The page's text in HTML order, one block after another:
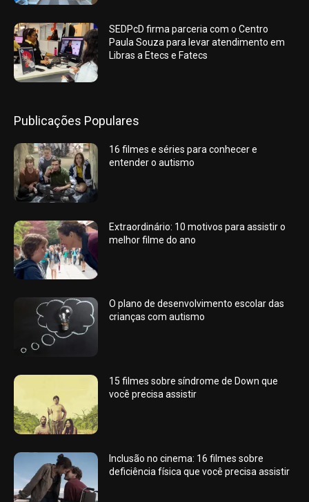
SEDPcD firma parceria com o Centro
Paula Souza para levar atendimento em
Libras a Etecs e Fatecs
Publicações Populares
16 filmes e séries para conhecer e
entender o autismo
Extraordinário: 10 motivos para assistir o
melhor filme do ano
O plano de desenvolvimento escolar das
crianças com autismo
15 filmes sobre síndrome de Down que
você precisa assistir
Inclusão no cinema: 16 filmes sobre
deficiência física que você precisa assistir